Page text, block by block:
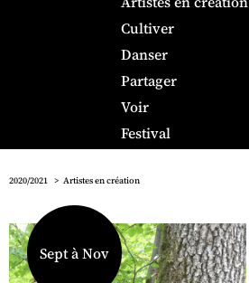
Cultiver
Danser
Partager
Voir
Festival
2020/2021 Artistes en création
Sept à Nov